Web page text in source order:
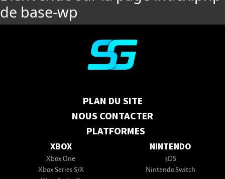
de base-wp
PLAN DU SITE
NOUS CONTACTER
PLATFORMES
XBOX
Xbox One
Xbox Series S/X
NINTENDO
3DS
Nintendo Switch